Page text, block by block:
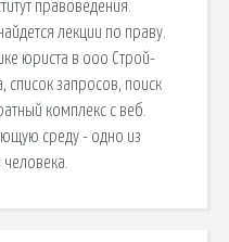
правоведения.
лекции по праву.
юриста в ооо Строй-
список запросов, поиск
комплекс с веб.
среду - одно из